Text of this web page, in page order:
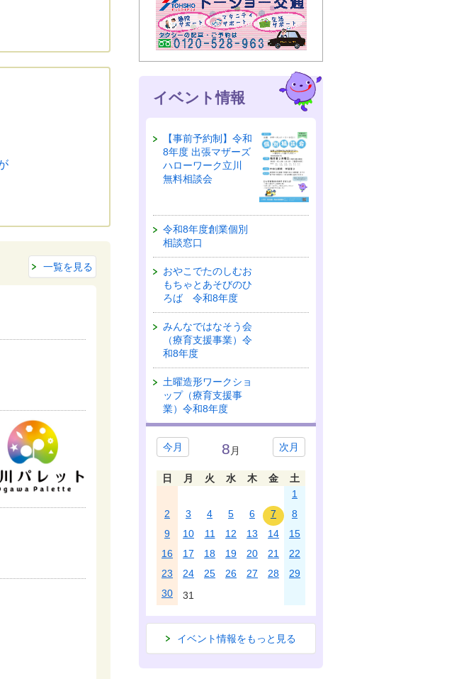
一覧を見る
イベント情報
【事前予約制】令和
8年度 出張マザーズ
ハローワーク立川
無料相談会
令和8年度創業個別
相談窓口
おやこでたのしむお
もちゃとあそびのひ
ろば 令和8年度
みんなではなそう会
（療育支援事業）令
和8年度
土曜造形ワークショ
ップ（療育支援事
業）令和8年度
今月 次月
8 月
日 月 火 水 木 金
土
1
2
3 4 5 6 7
8
9
10 11 12 13 14
15
16
17 18 19 20 21
22
23
24 25 26 27 28
29
30
31
イベント情報をもっと見る